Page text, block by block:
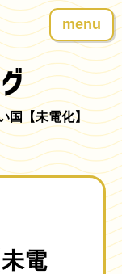
menu
国【未電化】
電